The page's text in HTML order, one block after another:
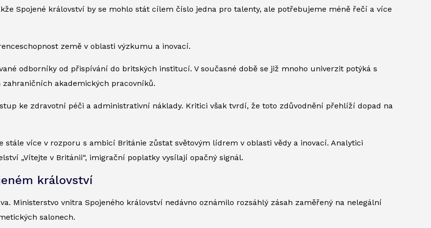
Spojené království by se mohlo stát cílem číslo jedna pro talenty, ale potřebujeme méně řečí a více
země v oblasti výzkumu a inovací.
odborníky od přispívání do britských institucí. V současné době se již mnoho univerzit potýká s
akademických pracovníků.
ke zdravotní péči a administrativní náklady. Kritici však tvrdí, že toto zdůvodnění přehlíží dopad na
více v rozporu s ambicí Británie zůstat světovým lídrem v oblasti vědy a inovací. Analytici
„Vítejte v Británii“, imigrační poplatky vysílají opačný signál.
království
Ministerstvo vnitra Spojeného království nedávno oznámilo rozsáhlý zásah zaměřený na nelegální
salonech.